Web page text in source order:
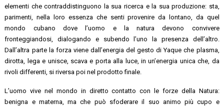
elementi che contraddistinguono la sua ricerca e la sua produzione: sta,
parimenti, nella loro essenza che senti provenire da lontano, da quel
mondo cubano dove l’uomo e la natura devono convivere
fronteggiandosi, dialogando e subendo l’uno la presenza dell’altro.
Dall’altra parte la forza viene dall’energia del gesto di Yaque che plasma,
dirotta, lega e unisce, scava e porta alla luce, in un’energia unica che, da
rivoli differenti, si riversa poi nel prodotto finale.
L’uomo vive nel mondo in diretto contatto con le forze della Natura:
benigna e materna, ma che può sfoderare il suo animo più cupo e